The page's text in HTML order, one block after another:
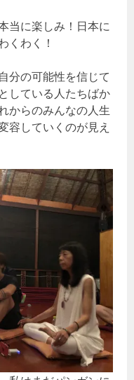
当に楽しみ！日本に
くわく！
分の可能性を信じて
している人たちばか
からのみんなの人生
容していくのが見え